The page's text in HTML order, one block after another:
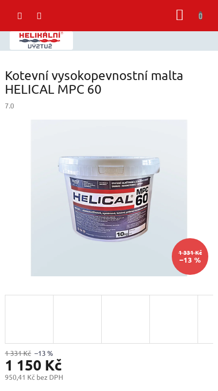
Kotevní vysokopevnostní malta
HELICAL MPC 60
7.0
1 331 Kč
–13 %
1 331 Kč –13 %
1 150 Kč
950,41 Kč bez DPH